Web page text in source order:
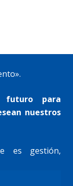
futuro para
nuestros
es gestión,